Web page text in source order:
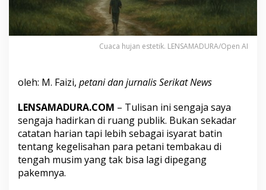
g
i
t
T
e
e
n
t
u
Cuaca hujan estetik. LENSAMADURA/Open AI
oleh: M. Faizi, petani dan jurnalis Serikat News
LENSAMADURA.COM – Tulisan ini sengaja saya
sengaja hadirkan di ruang publik. Bukan sekadar
catatan harian tapi lebih sebagai isyarat batin
tentang kegelisahan para petani tembakau di
tengah musim yang tak bisa lagi dipegang
pakemnya.